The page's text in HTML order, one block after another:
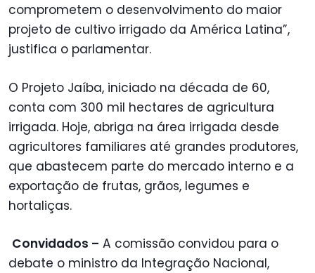
comprometem o desenvolvimento do maior
projeto de cultivo irrigado da América Latina”,
justifica o parlamentar.
O Projeto Jaíba, iniciado na década de 60,
conta com 300 mil hectares de agricultura
irrigada. Hoje, abriga na área irrigada desde
agricultores familiares até grandes produtores,
que abastecem parte do mercado interno e a
exportação de frutas, grãos, legumes e
hortaliças.
Convidados – A comissão convidou para o
debate o ministro da Integração Nacional,